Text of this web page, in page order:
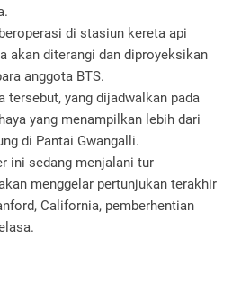
di stasiun kereta api
akan diterangi dan diproyeksikan
anggota BTS.
tersebut, yang dijadwalkan pada
yang menampilkan lebih dari
di Pantai Gwangalli.
ini sedang menjalani tur
menggelar pertunjukan terakhir
California, pemberhentian